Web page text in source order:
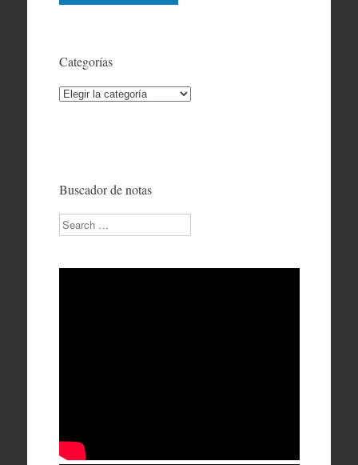
Categorías
Categorías
Buscador de notas
Search